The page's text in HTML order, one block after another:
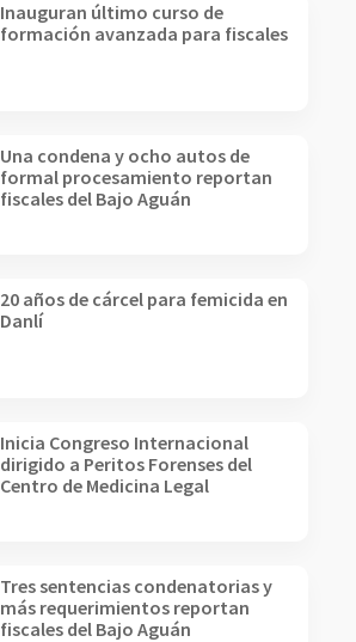
Inauguran último curso de
formación avanzada para fiscales
Una condena y ocho autos de
formal procesamiento reportan
fiscales del Bajo Aguán
20 años de cárcel para femicida en
Danlí
Inicia Congreso Internacional
dirigido a Peritos Forenses del
Centro de Medicina Legal
Tres sentencias condenatorias y
más requerimientos reportan
fiscales del Bajo Aguán